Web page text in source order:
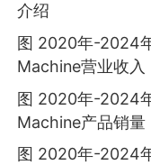
介绍
图 2020年-2024
Machine营业收入
图 2020年-2024
Machine产品销量
图 2020年-2024